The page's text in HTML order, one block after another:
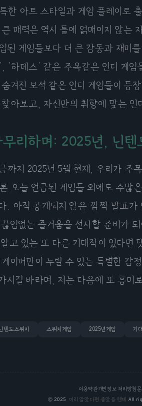
한 아트 스타일과 게임 플레이로
매력은 역시 틀에 얽매이지 않는
된 게임들보다 더 큰 감동과 재미
'하데스' 같은 주옥같은 인디 게임
겨진 보석 같은 인디 게임들이 등
아보고, 자신만의 취향에 맞는 인
리하며: 2025년, 닌
까지 2025년 5월 현재, 우리가 주
오늘 언급된 게임들 외에도 수많
. 아직 공개되지 않은 깜짝 발표가
임없는 즐거움을 선사할 준비가
고 있는 또 다른 기대작이 있다면
이머만이 누릴 수 있는 특별한 감
시길 바라며, 저는 다음에 또 흥미
텐도스위치 스위치게임 2025년게임 기
이용약관개인정보 처리방침문
© 2025 미리 알았다면 좋았을 텐데 All